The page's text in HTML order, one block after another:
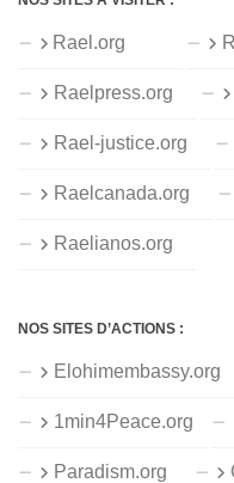
Rael.org
Raelpress.org
Rael-justice.org
Raelcanada.org
Raelianos.org
NOS SITES D’ACTIONS :
Elohimembassy.org
1min4Peace.org
Paradism.org